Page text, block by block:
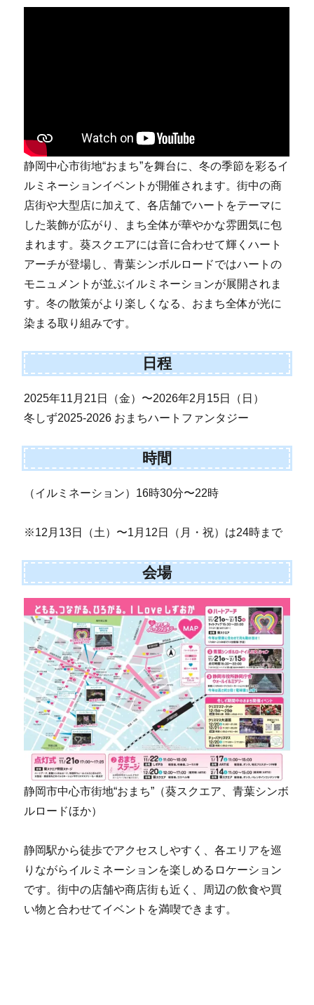
静岡中心市街地“おまち”を舞台に、冬の季節を彩るイ
ルミネーションイベントが開催されます。街中の商
店街や大型店に加えて、各店舗でハートをテーマに
した装飾が広がり、まち全体が華やかな雰囲気に包
まれます。葵スクエアには音に合わせて輝くハート
アーチが登場し、青葉シンボルロードではハートの
モニュメントが並ぶイルミネーションが展開されま
す。冬の散策がより楽しくなる、おまち全体が光に
染まる取り組みです。
日程
2025年11月21日（金）〜2026年2月15日（日）
冬しず2025-2026 おまちハートファンタジー
時間
（イルミネーション）16時30分〜22時
※12月13日（土）〜1月12日（月・祝）は24時まで
会場
静岡市中心市街地“おまち”（葵スクエア、青葉シンボ
ルロードほか）
静岡駅から徒歩でアクセスしやすく、各エリアを巡
りながらイルミネーションを楽しめるロケーション
です。街中の店舗や商店街も近く、周辺の飲食や買
い物と合わせてイベントを満喫できます。